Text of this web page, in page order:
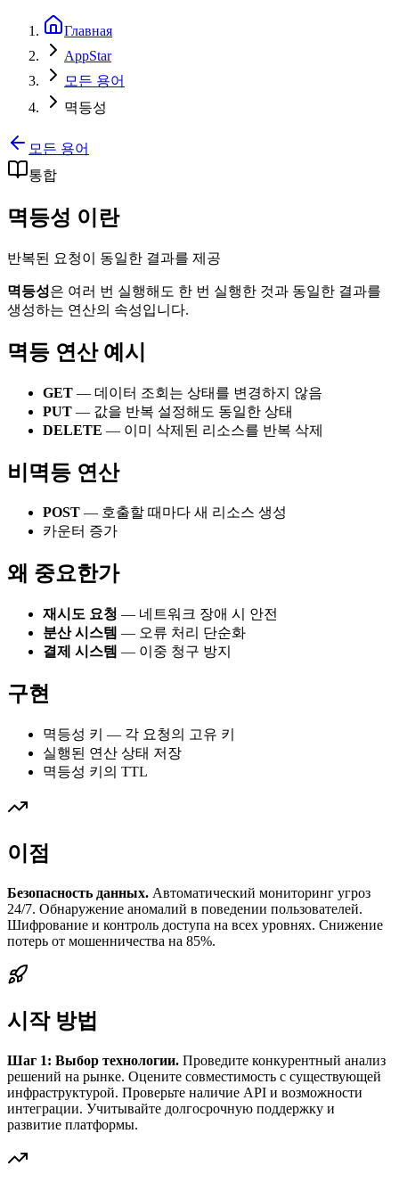
Главная
AppStar
모든 용어
멱등성
모든 용어
통합
멱등성 이란
반복된 요청이 동일한 결과를 제공
멱등성은 여러 번 실행해도 한 번 실행한 것과 동일한 결과를
생성하는 연산의 속성입니다.
멱등 연산 예시
GET — 데이터 조회는 상태를 변경하지 않음
PUT — 값을 반복 설정해도 동일한 상태
DELETE — 이미 삭제된 리소스를 반복 삭제
비멱등 연산
POST — 호출할 때마다 새 리소스 생성
카운터 증가
왜 중요한가
재시도 요청 — 네트워크 장애 시 안전
분산 시스템 — 오류 처리 단순화
결제 시스템 — 이중 청구 방지
구현
멱등성 키 — 각 요청의 고유 키
실행된 연산 상태 저장
멱등성 키의 TTL
이점
Безопасность данных. Автоматический мониторинг угроз
24/7. Обнаружение аномалий в поведении пользователей.
Шифрование и контроль доступа на всех уровнях. Снижение
потерь от мошенничества на 85%.
시작 방법
Шаг 1: Выбор технологии. Проведите конкурентный анализ
решений на рынке. Оцените совместимость с существующей
инфраструктурой. Проверьте наличие API и возможности
интеграции. Учитывайте долгосрочную поддержку и
развитие платформы.